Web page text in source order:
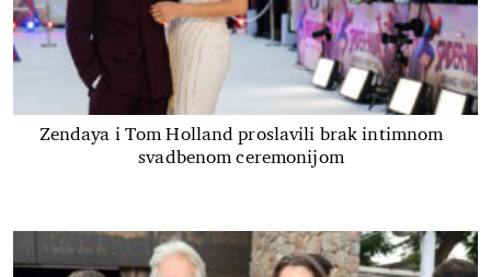
Zendaya i Tom Holland proslavili brak intimnom
svadbenom ceremonijom